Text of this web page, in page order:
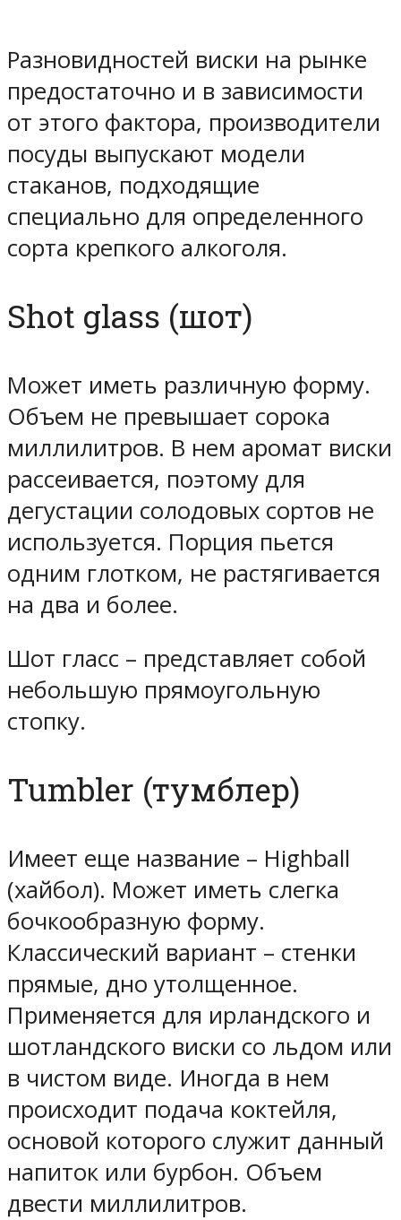
Разновидностей виски на рынке
предостаточно и в зависимости
от этого фактора, производители
посуды выпускают модели
стаканов, подходящие
специально для определенного
сорта крепкого алкоголя.
Shot glass (шот)
Может иметь различную форму.
Объем не превышает сорока
миллилитров. В нем аромат виски
рассеивается, поэтому для
дегустации солодовых сортов не
используется. Порция пьется
одним глотком, не растягивается
на два и более.
Шот гласс – представляет собой
небольшую прямоугольную
стопку.
Tumbler (тумблер)
Имеет еще название – Highball
(хайбол). Может иметь слегка
бочкообразную форму.
Классический вариант – стенки
прямые, дно утолщенное.
Применяется для ирландского и
шотландского виски со льдом или
в чистом виде. Иногда в нем
происходит подача коктейля,
основой которого служит данный
напиток или бурбон. Объем
двести миллилитров.